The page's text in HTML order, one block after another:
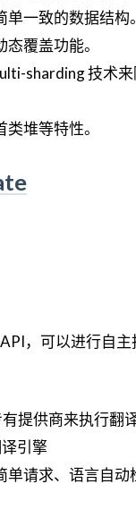
一致的数据结构。
覆盖功能。
sharding 技术
堆等特性。
，可以进行自
提供商来执行翻
引擎
请求、语言自